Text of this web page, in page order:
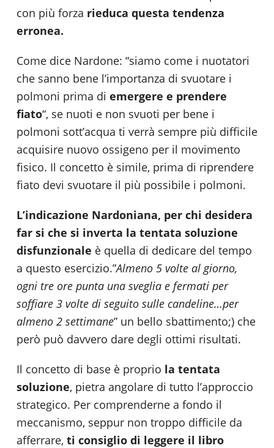
con più forza rieduca questa tendenza
erronea.
Come dice Nardone: “siamo come i nuotatori
che sanno bene l’importanza di svuotare i
polmoni prima di emergere e prendere
fiato“, se nuoti e non svuoti per bene i
polmoni sott’acqua ti verrà sempre più difficile
acquisire nuovo ossigeno per il movimento
fisico. Il concetto è simile, prima di riprendere
fiato devi svuotare il più possibile i polmoni.
L’indicazione Nardoniana, per chi desidera
far si che si inverta la tentata soluzione
disfunzionale è quella di dedicare del tempo
a questo esercizio.”Almeno 5 volte al giorno,
ogni tre ore punta una sveglia e fermati per
soffiare 3 volte di seguito sulle candeline…per
almeno 2 settimane” un bello sbattimento;) che
però può davvero dare degli ottimi risultati.
Il concetto di base è proprio la tentata
soluzione, pietra angolare di tutto l’approccio
strategico. Per comprenderne a fondo il
meccanismo, seppur non troppo difficile da
afferrare, ti consiglio di leggere il libro